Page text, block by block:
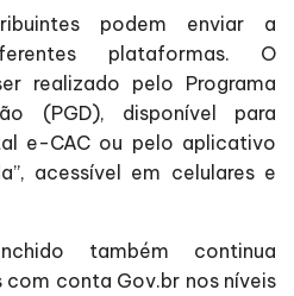
podem enviar a
plataformas. O
realizado pelo Programa
(PGD), disponível para
e-CAC ou pelo aplicativo
acessível em celulares e
também continua
com conta Gov.br nos níveis